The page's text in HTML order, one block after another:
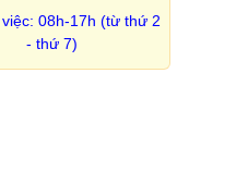
08h-17h (từ thứ 2
- thứ 7)